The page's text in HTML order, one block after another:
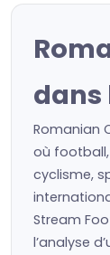
dans
Romanian
où
cyclisme,
Stream
l’analyse